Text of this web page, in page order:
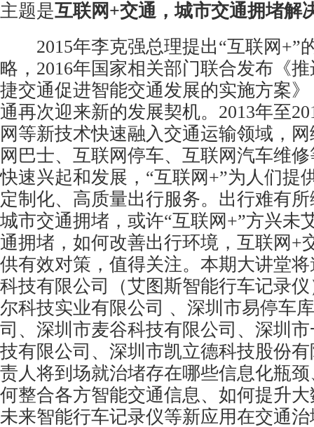
主题是互联网+交通，城市交通拥堵解
2015年李克强总理提出“互联网+”
略，2016年国家相关部门联合发布《
捷交通促进智能交通发展的实施方案》
通再次迎来新的发展契机。2013年至
网等新技术快速融入交通运输领域，
网巴士、互联网停车、互联网汽车维
快速兴起和发展，“互联网+”为人们提
定制化、高质量出行服务。出行难有
城市交通拥堵，或许“互联网+”方兴未
通拥堵，如何改善出行环境，互联网+
供有效对策，值得关注。本期大讲堂
科技有限公司（艾图斯智能行车记录
尔科技实业有限公司 、深圳市易停车
司、深圳市麦谷科技有限公司、深圳
技有限公司、深圳市凯立德科技股份
责人将到场就治堵存在哪些信息化瓶颈
何整合各方智能交通信息、如何提升
未来智能行车记录仪等新应用在交通